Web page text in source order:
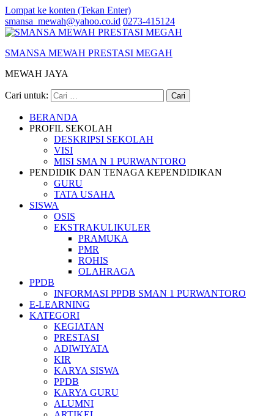
Lompat ke konten (Tekan Enter)
smansa_mewah@yahoo.co.id 0273-415124
SMANSA MEWAH PRESTASI MEGAH
MEWAH JAYA
Cari untuk:
BERANDA
PROFIL SEKOLAH
DESKRIPSI SEKOLAH
VISI
MISI SMA N 1 PURWANTORO
PENDIDIK DAN TENAGA KEPENDIDIKAN
GURU
TATA USAHA
SISWA
OSIS
EKSTRAKULIKULER
PRAMUKA
PMR
ROHIS
OLAHRAGA
PPDB
INFORMASI PPDB SMAN 1 PURWANTORO
E-LEARNING
KATEGORI
KEGIATAN
PRESTASI
ADIWIYATA
KIR
KARYA SISWA
PPDB
KARYA GURU
ALUMNI